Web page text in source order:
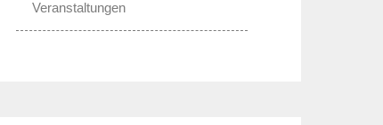
Veranstaltungen